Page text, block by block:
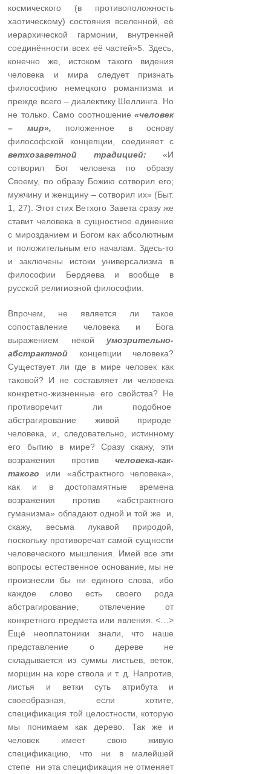
космического (в противоположность
хаотическому) состояния вселенной, её
иерархической гармонии, внутренней
соединённости всех её частей»5. Здесь,
конечно же, истоком такого видения
человека и мира следует признать
философию немецкого романтизма и
прежде всего – диалектику Шеллинга. Но
не только. Само соотношение«человек
– мир», положенное в основу
философской концепции, соединяет с
ветхозаветной традицией:«И
сотворил Бог человека по образу
Своему, по образу Божию сотворил его;
мужчину и женщину – сотворил их» (Быт.
1, 27). Этот стих Ветхого Завета сразу же
ставит человека в сущностное единение
с мирозданием и Богом как абсолютным
и положительным его началам. Здесь-то
и заключены истоки универсализма в
философии Бердяева и вообще в
русской религиозной философии.
Впрочем, не является ли такое
сопоставление человека и Бога
выражением некой умозрительно-
абстрактной концепции человека?
Существует ли где в мире человек как
таковой? И не составляет ли человека
конкретно-жизненные его свойства? Не
противоречит ли подобное
абстрагирование живой природе
человека, и, следовательно, истинному
его бытию в мире? Сразу скажу, эти
возражения противчеловека-как-
такого или «абстрактного человека»,
как и в достопамятные времена
возражения против «абстрактного
гуманизма» обладают одной и той же и,
скажу, весьма лукавой природой,
поскольку противоречат самой сущности
человеческого мышления. Имей все эти
вопросы естественное основание, мы не
произнесли бы ни единого слова, ибо
каждое слово есть своего рода
абстрагирование, отвлечение от
конкретного предмета или явления. <…>
Ещё неоплатоники знали, что наше
представление о дереве не
складывается из суммы листьев, веток,
морщин на коре ствола и т. д. Напротив,
листья и ветки суть атрибута и
своеобразная, если хотите,
спецификация той целостности, которую
мы понимаем как дерево. Так же и
человек имеет свою живую
спецификацию, что ни в малейшей
степе ни эта спецификация не отменяет